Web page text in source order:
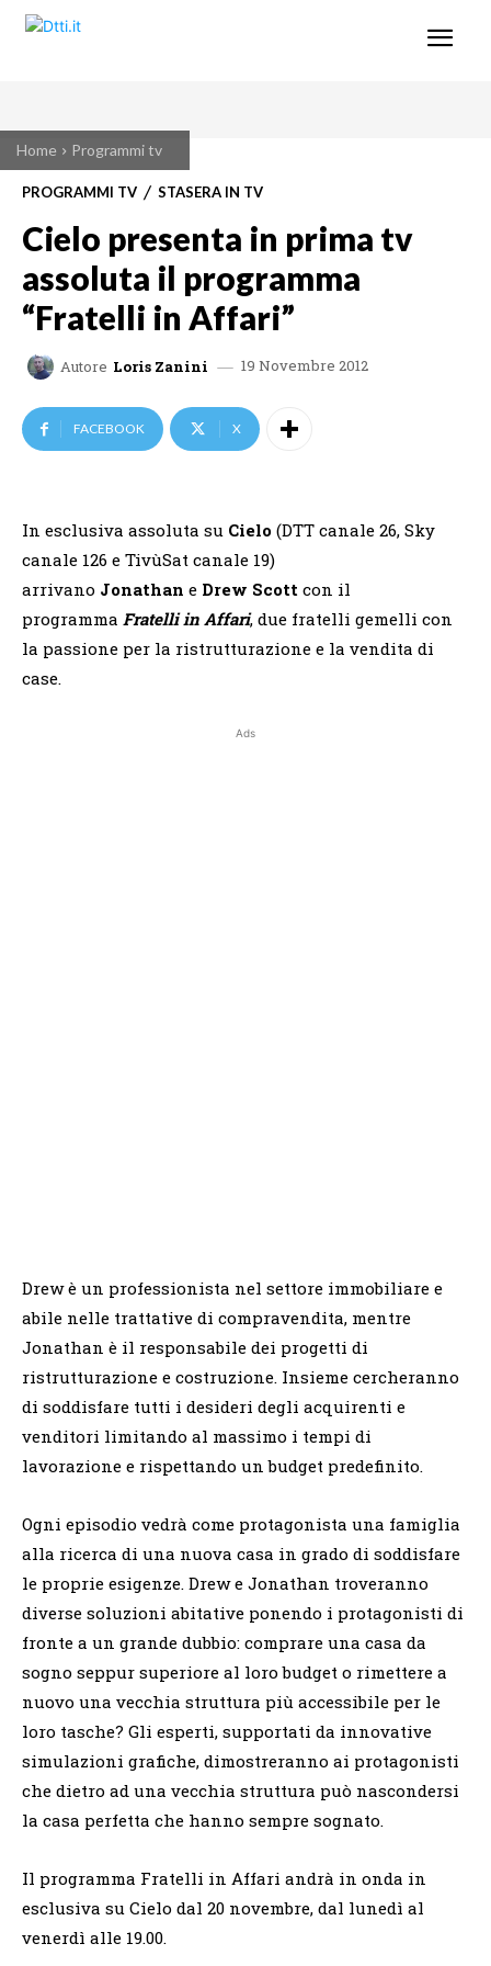
Home Programmi tv
PROGRAMMI TV STASERA IN TV
Cielo presenta in prima tv
assoluta il programma
“Fratelli in Affari”
Autore Loris Zanini 19 Novembre 2012
FACEBOOK X
In esclusiva assoluta su Cielo (DTT canale 26, Sky
canale 126 e TivùSat canale 19)
arrivano Jonathan e Drew Scott con il
programma Fratelli in Affari, due fratelli gemelli con
la passione per la ristrutturazione e la vendita di
case.
Ads
Drew è un professionista nel settore immobiliare e
abile nelle trattative di compravendita, mentre
Jonathan è il responsabile dei progetti di
ristrutturazione e costruzione. Insieme cercheranno
di soddisfare tutti i desideri degli acquirenti e
venditori limitando al massimo i tempi di
lavorazione e rispettando un budget predefinito.
Ogni episodio vedrà come protagonista una famiglia
alla ricerca di una nuova casa in grado di soddisfare
le proprie esigenze. Drew e Jonathan troveranno
diverse soluzioni abitative ponendo i protagonisti di
fronte a un grande dubbio: comprare una casa da
sogno seppur superiore al loro budget o rimettere a
nuovo una vecchia struttura più accessibile per le
loro tasche? Gli esperti, supportati da innovative
simulazioni grafiche, dimostreranno ai protagonisti
che dietro ad una vecchia struttura può nascondersi
la casa perfetta che hanno sempre sognato.
Il programma Fratelli in Affari andrà in onda in
esclusiva su Cielo dal 20 novembre, dal lunedì al
venerdì alle 19.00.